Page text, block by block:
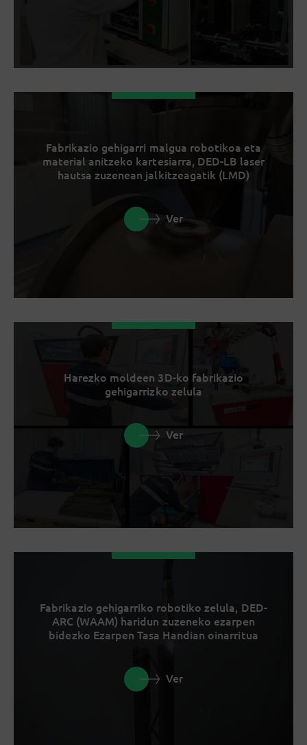
Fabrikazio gehigarri malgua robotikoa eta
material anitzeko kartesiarra, DED-LB laser
hautsa zuzenean jalkitzeagatik (LMD)
Ver
Harezko moldeen 3D-ko fabrikazio
gehigarrizko zelula
Ver
Fabrikazio gehigarriko robotiko zelula, DED-
ARC (WAAM) haridun zuzeneko ezarpen
bidezko Ezarpen Tasa Handian oinarritua
Ver